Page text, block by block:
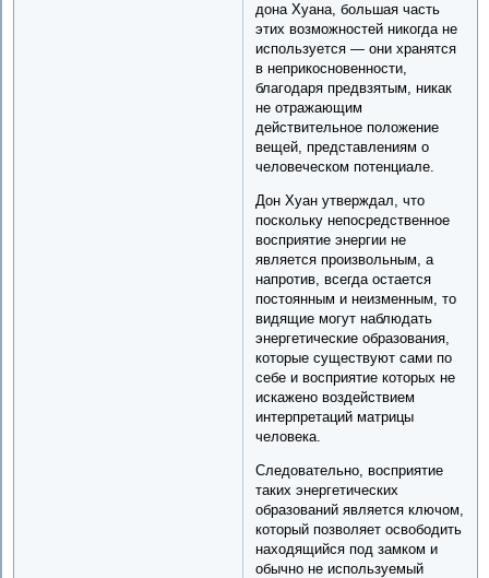
дона Хуана, большая часть
этих возможностей никогда не
используется — они хранятся
в неприкосновенности,
благодаря предвзятым, никак
не отражающим
действительное положение
вещей, представлениям о
человеческом потенциале.
Дон Хуан утверждал, что
поскольку непосредственное
восприятие энергии не
является произвольным, а
напротив, всегда остается
постоянным и неизменным, то
видящие могут наблюдать
энергетические образования,
которые существуют сами по
себе и восприятие которых не
искажено воздействием
интерпретаций матрицы
человека.
Следовательно, восприятие
таких энергетических
образований является ключом,
который позволяет освободить
находящийся под замком и
обычно не используемый